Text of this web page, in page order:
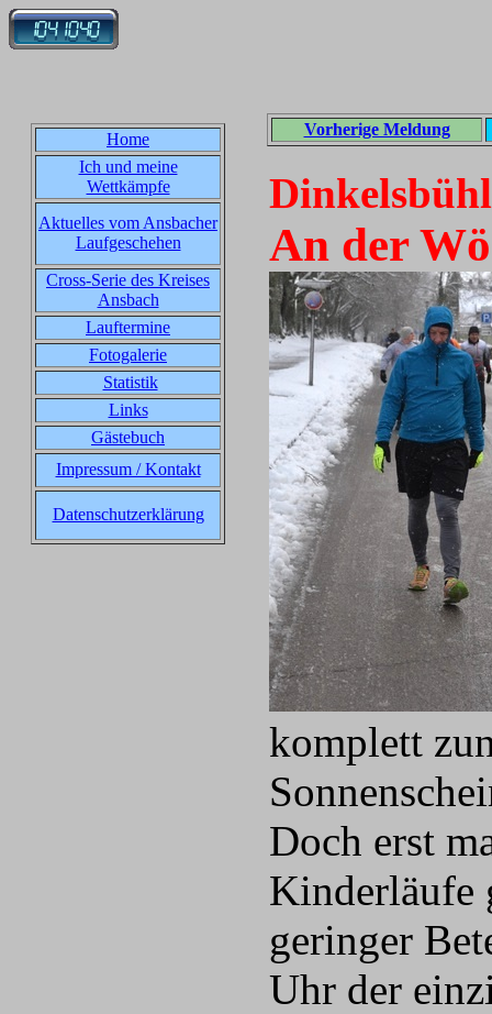
Home
Ich und meine
Wettkämpfe
Aktuelles vom Ansbacher
Laufgeschehen
Cross-Serie des Kreises
Ansbach
Lauftermine
Fotogalerie
Statistik
Links
Gästebuch
Impressum / Kontakt
Datenschutzerklärung
Vorherige Meldung
An der
komplett
Doch erst
Kinderläufe
geringer
Uhr der